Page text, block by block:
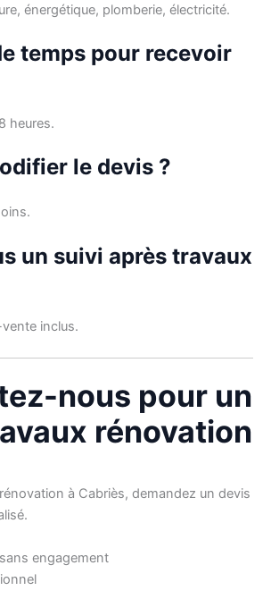
énergétique, plomberie, électricité.
temps pour recevoir
heures.
le devis ?
un suivi après travaux
inclus.
nous pour un
rénovation
à Cabriès, demandez un devis
engagement